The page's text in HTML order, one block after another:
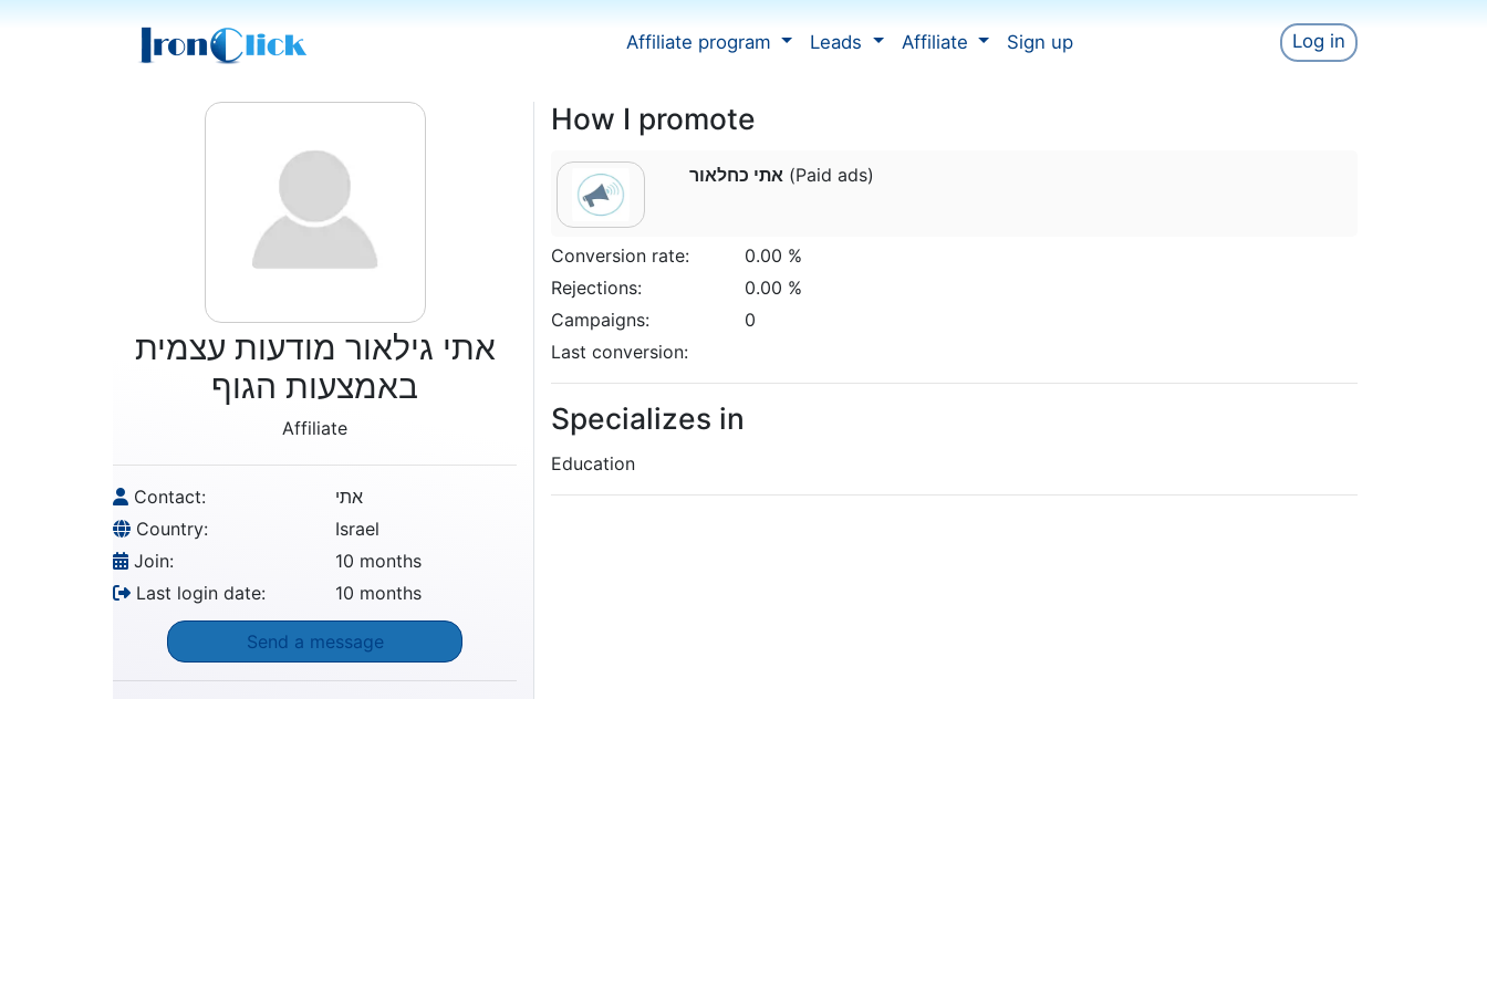
Affiliate program Leads Affiliate Sign up Log in
אתי גילאור מודעות עצמית
באמצעות הגוף
Affiliate
Contact:
אתי
Country:
Israel
Join:
10 months
Last login date:
10 months
Send a message
How I promote
אתי כחלאור(Paid ads)
Conversion rate:
0.00 %
Rejections:
0.00 %
Campaigns:
0
Last conversion:
Specializes in
Education